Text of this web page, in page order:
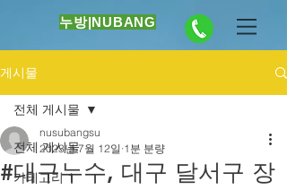
누방|NUBANG
게시물
전체 게시물
카테고리 1
전체 게시물
#대구누수, 대구 달서구 장
nusubangsu
2023년 7월 12일 1분 분량